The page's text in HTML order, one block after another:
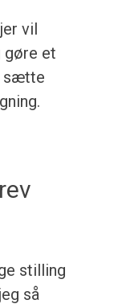
vil
gøre et
sætte
stilling
så